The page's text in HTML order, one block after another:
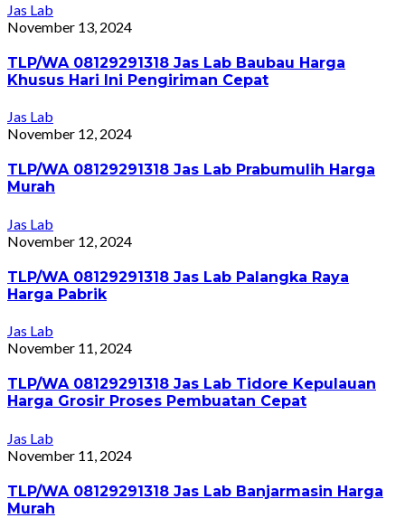
Jas Lab
November 13, 2024
TLP/WA 08129291318 Jas Lab Baubau Harga
Khusus Hari Ini Pengiriman Cepat
Jas Lab
November 12, 2024
TLP/WA 08129291318 Jas Lab Prabumulih Harga
Murah
Jas Lab
November 12, 2024
TLP/WA 08129291318 Jas Lab Palangka Raya
Harga Pabrik
Jas Lab
November 11, 2024
TLP/WA 08129291318 Jas Lab Tidore Kepulauan
Harga Grosir Proses Pembuatan Cepat
Jas Lab
November 11, 2024
TLP/WA 08129291318 Jas Lab Banjarmasin Harga
Murah